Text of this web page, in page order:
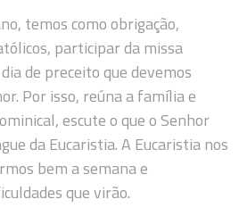
temos como obrigação,
participar da missa
de preceito que devemos
Por isso, reúna a família e
escute o que o Senhor
da Eucaristia. A Eucaristia nos
bem a semana e
que virão.